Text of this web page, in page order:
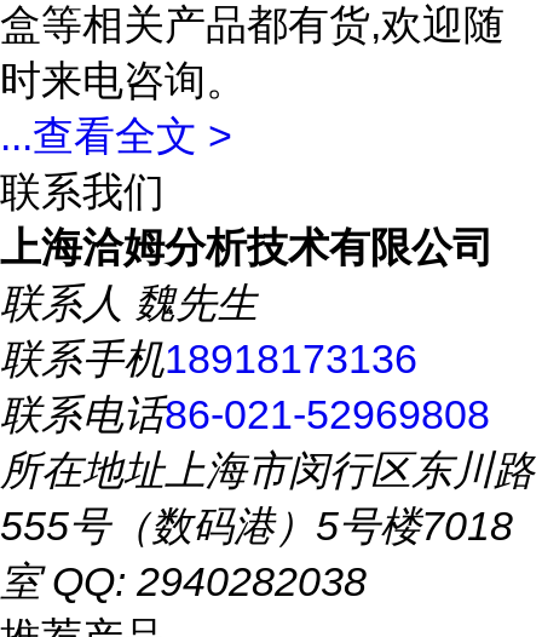
盒等相关产品都有货,欢迎随
时来电咨询。
...查看全文 >
联系我们
上海洽姆分析技术有限公司
联系人 魏先生
联系手机18918173136
联系电话86-021-52969808
所在地址上海市闵行区东川路
555号（数码港）5号楼7018
室 QQ: 2940282038